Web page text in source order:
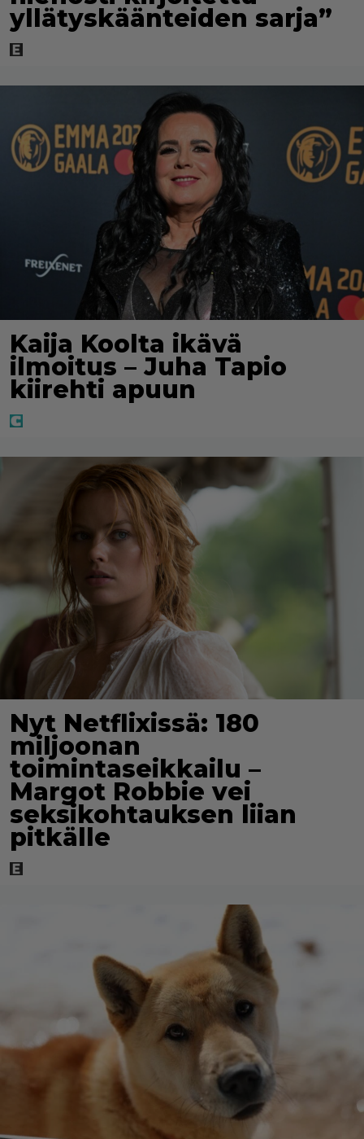
yllätyskäänteiden sarja”
Kaija Koolta ikävä
ilmoitus – Juha Tapio
kiirehti apuun
Nyt Netflixissä: 180
miljoonan
toimintaseikkailu –
Margot Robbie vei
seksikohtauksen liian
pitkälle